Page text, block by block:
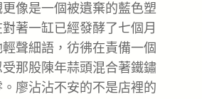
像是一個被遺棄的藍色塑
著一缸已經發酵了七個月
聲細語，彷彿在責備一個
那股陳年蒜頭混合著鐵鏽
廖沾沾不安的不是店裡的